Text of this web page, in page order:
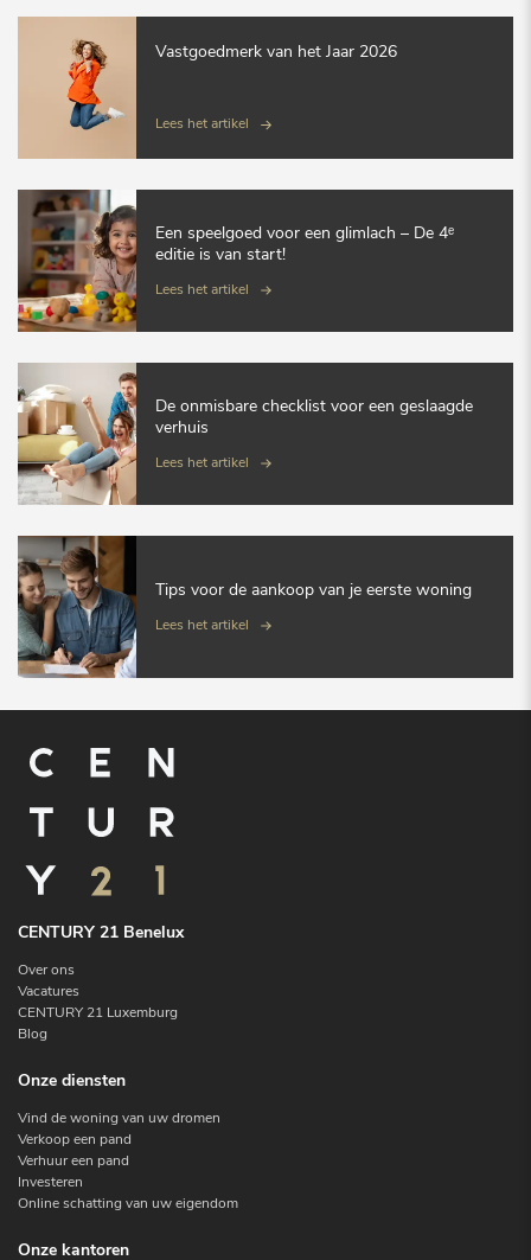
Vastgoedmerk van het Jaar 2026
Lees het artikel
Een speelgoed voor een glimlach – De 4ᵉ
editie is van start!
Lees het artikel
De onmisbare checklist voor een geslaagde
verhuis
Lees het artikel
Tips voor de aankoop van je eerste woning
Lees het artikel
CENTURY 21 Benelux
Over ons
Vacatures
CENTURY 21 Luxemburg
Blog
Onze diensten
Vind de woning van uw dromen
Verkoop een pand
Verhuur een pand
Investeren
Online schatting van uw eigendom
Onze kantoren